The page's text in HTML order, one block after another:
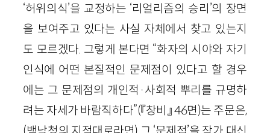
‘허위의식’을 교정하는 ‘리얼리즘의 승리’의 장면
을 보여주고 있다는 사실 자체에서 찾고 있는지
도 모르겠다. 그렇게 본다면 “화자의 시야와 자기
인식에 어떤 본질적인 문제점이 있다고 할 경우
에는 그 문제점의 개인적·사회적 뿌리를 규명하
려는 자세가 바람직하다”(『창비』 46면)는 주문은,